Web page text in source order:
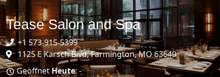
Tease Salon and Spa
+1 573-915-5399
1125 E Karsch Blvd, Farmington, MO 63640
Geöffnet Heute: -